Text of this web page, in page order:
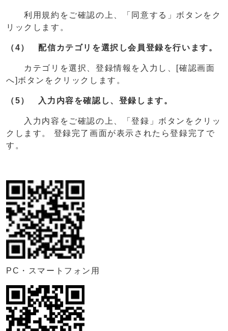
利用規約をご確認の上、「同意する」ボタンをク
リックします。
（4） 配信カテゴリを選択し会員登録を行います。
カテゴリを選択、登録情報を入力し、[確認画面
へ]ボタンをクリックします。
（5） 入力内容を確認し、登録します。
入力内容をご確認の上、「登録」ボタンをクリッ
クします。 登録完了画面が表示されたら登録完了で
す。
PC・スマートフォン用